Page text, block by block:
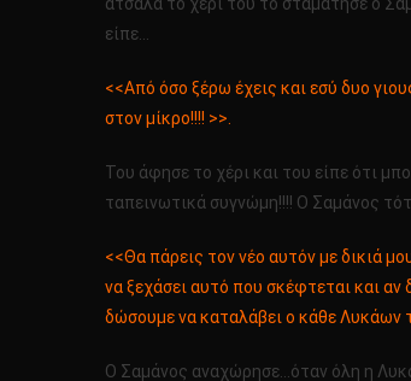
άτσαλα το χέρι του το σταμάτησε ο
είπε…
<<Από όσο ξέρω έχεις και εσύ δυο
στον μίκρο!!!! >>.
Του άφησε το χέρι και του είπε ότι
ταπεινωτικά συγνώμη!!!! Ο Σαμάνος
<<Θα πάρεις τον νέο αυτόν με δικιά
να ξεχάσει αυτό που σκέφτεται και αν
δώσουμε να καταλάβει ο κάθε Λυκάων
Ο Σαμάνος αναχώρησε…όταν όλη η